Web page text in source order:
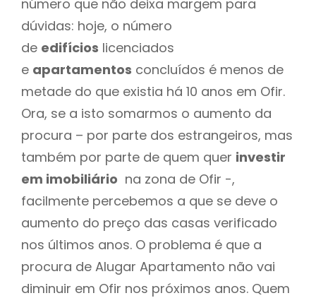
número que não deixa margem para
dúvidas: hoje, o número
de edifícios licenciados
e apartamentos concluídos é menos de
metade do que existia há 10 anos em Ofir.
Ora, se a isto somarmos o aumento da
procura – por parte dos estrangeiros, mas
também por parte de quem quer investir
em imobiliário na zona de Ofir -,
facilmente percebemos a que se deve o
aumento do preço das casas verificado
nos últimos anos. O problema é que a
procura de Alugar Apartamento não vai
diminuir em Ofir nos próximos anos. Quem